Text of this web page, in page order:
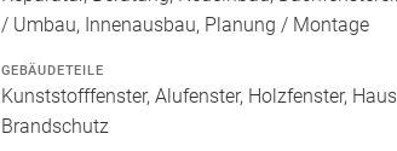
/ Umbau, Innenausbau, Planung / Montage
GEBÄUDETEILE
Kunststofffenster, Alufenster, Holzfenster,
Brandschutz